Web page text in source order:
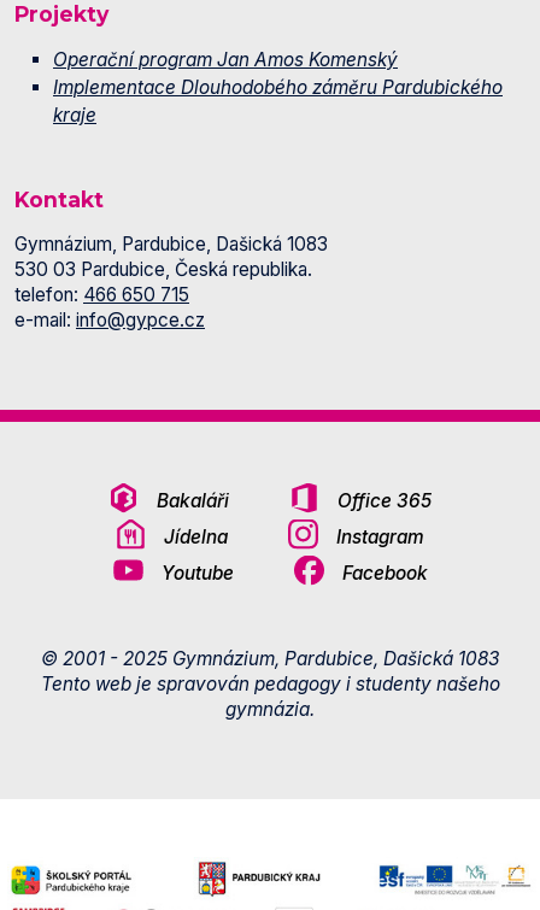
Projekty
Operační program Jan Amos Komenský
Implementace Dlouhodobého záměru Pardubického
kraje
Kontakt
Gymnázium, Pardubice, Dašická 1083
530 03 Pardubice, Česká republika.
telefon: 466 650 715
e-mail: info@gypce.cz
Bakaláři
Office 365
Jídelna
Instagram
Youtube
Facebook
© 2001 - 2025 Gymnázium, Pardubice, Dašická 1083
Tento web je spravován pedagogy i studenty našeho
gymnázia.